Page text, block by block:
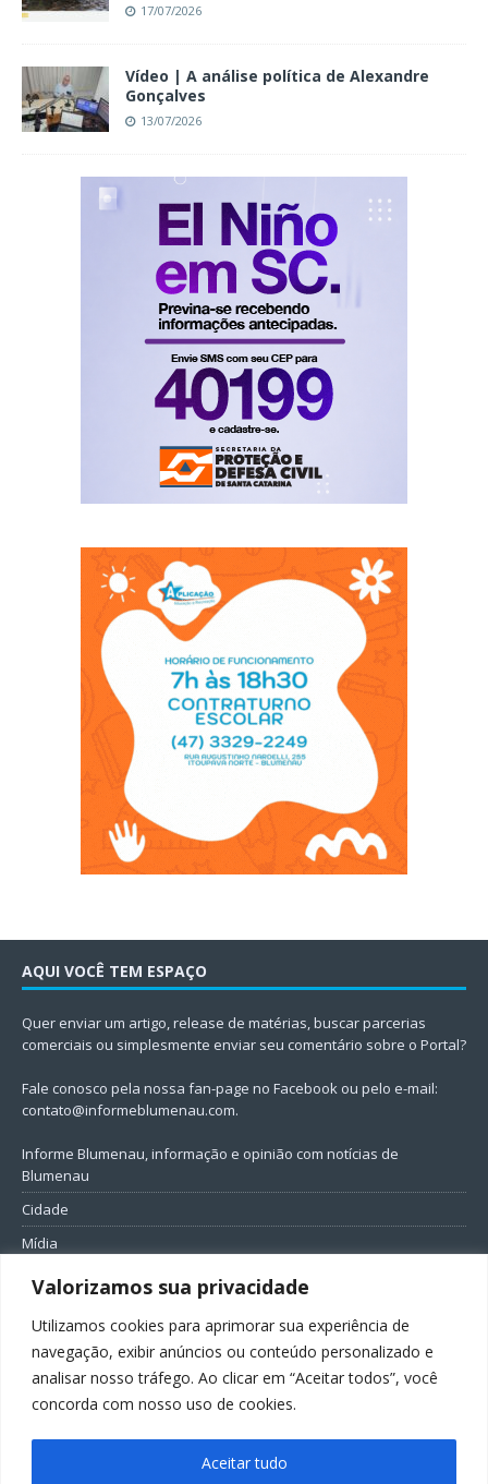
Valorizamos sua privacidade
Utilizamos cookies para aprimorar sua experiência de
navegação, exibir anúncios ou conteúdo personalizado e
analisar nosso tráfego. Ao clicar em “Aceitar todos”, você
concorda com nosso uso de cookies.
Aceitar tudo
17/07/2026
Vídeo | A análise política de Alexandre
Gonçalves
13/07/2026
AQUI VOCÊ TEM ESPAÇO
Quer enviar um artigo, release de matérias, buscar parcerias
comerciais ou simplesmente enviar seu comentário sobre o Portal?
Fale conosco pela nossa fan-page no Facebook ou pelo e-mail:
contato@informeblumenau.com.
Informe Blumenau, informação e opinião com notícias de
Blumenau
Cidade
Mídia
Entretenimento
Política